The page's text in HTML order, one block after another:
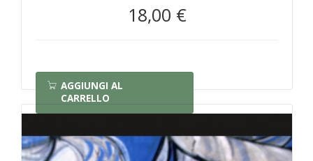
18,00 €
AGGIUNGI AL
CARRELLO